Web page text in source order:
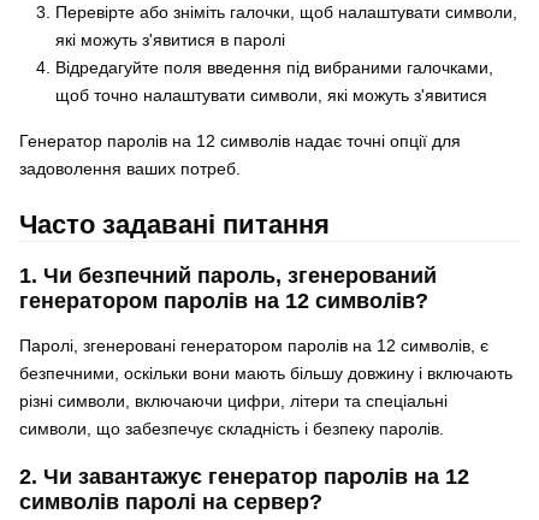
Перевірте або зніміть галочки, щоб налаштувати символи,
які можуть з'явитися в паролі
Відредагуйте поля введення під вибраними галочками,
щоб точно налаштувати символи, які можуть з'явитися
Генератор паролів на 12 символів надає точні опції для
задоволення ваших потреб.
Часто задавані питання
1. Чи безпечний пароль, згенерований
генератором паролів на 12 символів?
Паролі, згенеровані генератором паролів на 12 символів, є
безпечними, оскільки вони мають більшу довжину і включають
різні символи, включаючи цифри, літери та спеціальні
символи, що забезпечує складність і безпеку паролів.
2. Чи завантажує генератор паролів на 12
символів паролі на сервер?